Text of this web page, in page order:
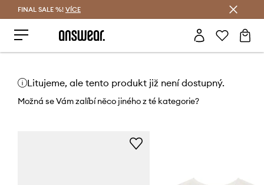
FINAL SALE %! VÍCE
Litujeme, ale tento produkt již není dostupný.
Možná se Vám zalíbí něco jiného z té kategorie?